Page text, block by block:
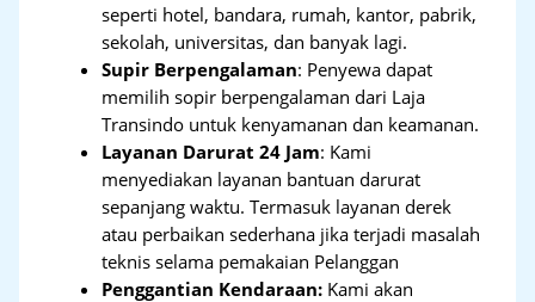
seperti hotel, bandara, rumah, kantor, pabrik,
sekolah, universitas, dan banyak lagi.
Supir Berpengalaman: Penyewa dapat
memilih sopir berpengalaman dari Laja
Transindo untuk kenyamanan dan keamanan.
Layanan Darurat 24 Jam: Kami
menyediakan layanan bantuan darurat
sepanjang waktu. Termasuk layanan derek
atau perbaikan sederhana jika terjadi masalah
teknis selama pemakaian Pelanggan
Penggantian Kendaraan: Kami akan